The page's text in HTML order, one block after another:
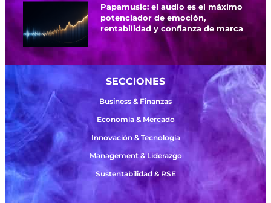
Papamusic: el audio es el máximo
potenciador de emoción,
rentabilidad y confianza de marca
SECCIONES
Business & Finanzas
Economía & Mercado
Innovación & Tecnología
Management & Liderazgo
Sustentabilidad & RSE